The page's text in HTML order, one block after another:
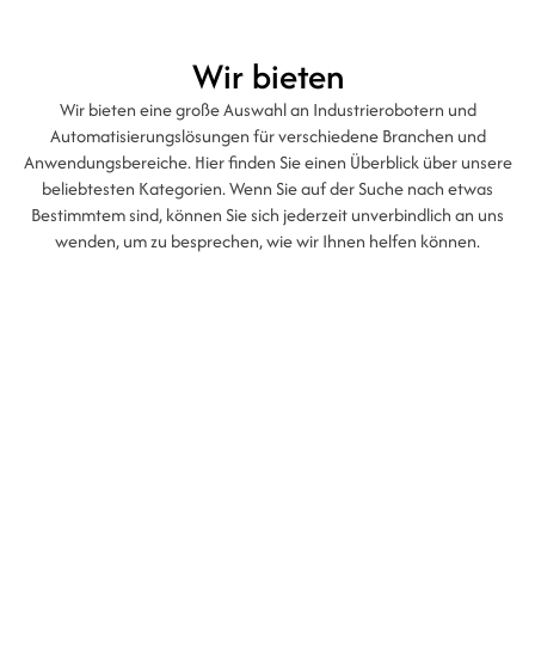
Wir bieten
Wir bieten eine große Auswahl an Industrierobotern und
Automatisierungslösungen für verschiedene Branchen und
Anwendungsbereiche. Hier finden Sie einen Überblick über unsere
beliebtesten Kategorien. Wenn Sie auf der Suche nach etwas
Bestimmtem sind, können Sie sich jederzeit unverbindlich an uns
wenden, um zu besprechen, wie wir Ihnen helfen können.